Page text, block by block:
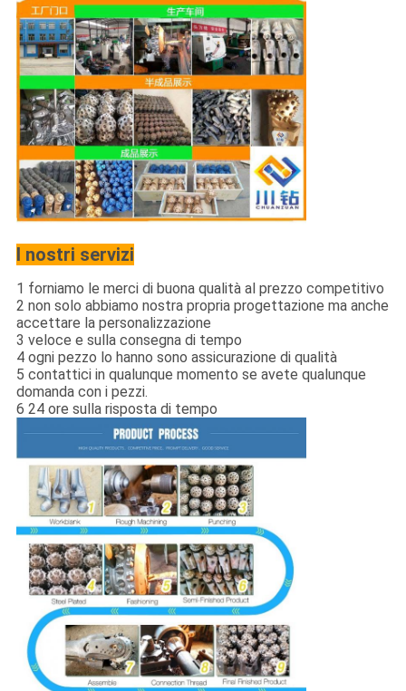
I nostri servizi
1 forniamo le merci di buona qualità al prezzo competitivo
2 non solo abbiamo nostra propria progettazione ma anche
accettare la personalizzazione
3 veloce e sulla consegna di tempo
4 ogni pezzo lo hanno sono assicurazione di qualità
5 contattici in qualunque momento se avete qualunque
domanda con i pezzi.
6 24 ore sulla risposta di tempo